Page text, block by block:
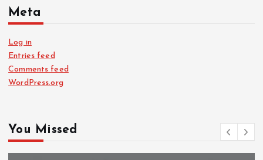
Meta
Log in
Entries feed
Comments feed
WordPress.org
You Missed